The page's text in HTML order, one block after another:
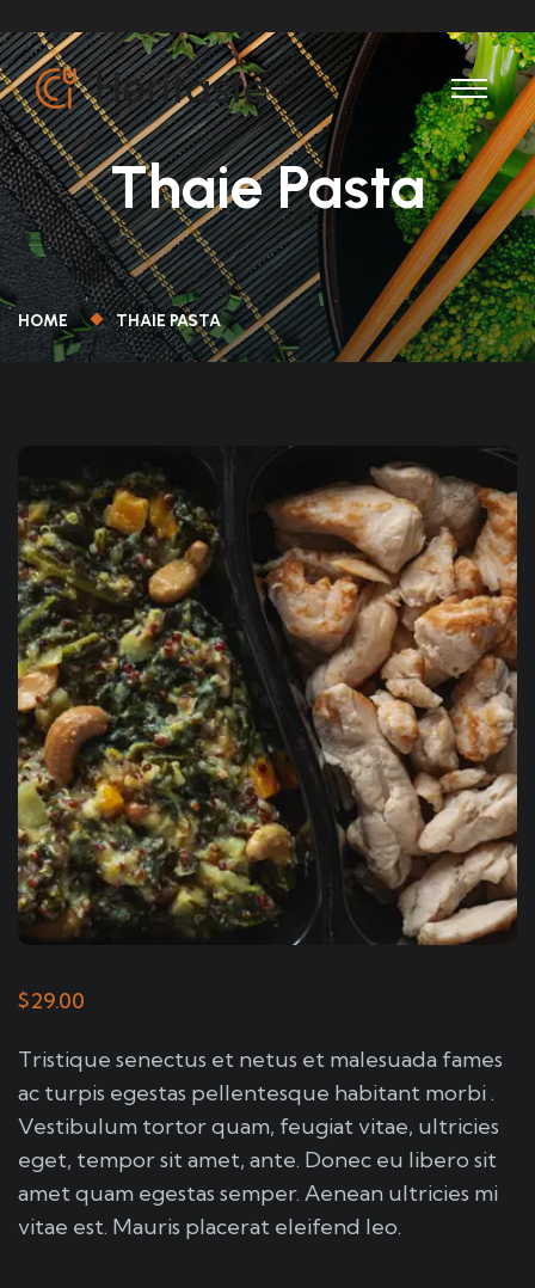
Thaie Pasta
HOME THAIE PASTA
$29.00
Tristique senectus et netus et malesuada fames
ac turpis egestas pellentesque habitant morbi .
Vestibulum tortor quam, feugiat vitae, ultricies
eget, tempor sit amet, ante. Donec eu libero sit
amet quam egestas semper. Aenean ultricies mi
vitae est. Mauris placerat eleifend leo.